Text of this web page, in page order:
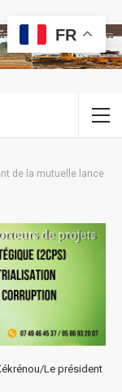
de la mutuelle lance
Le président
FR